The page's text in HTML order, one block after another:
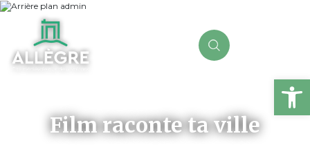
Film raconte ta ville